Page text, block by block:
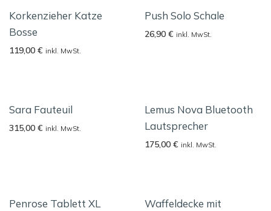
Korkenzieher Katze
Bosse
119,00 € inkl. MwSt.
Push Solo Schale
26,90 € inkl. MwSt.
Sara Fauteuil
315,00 € inkl. MwSt.
Lemus Nova Bluetooth
Lautsprecher
175,00 € inkl. MwSt.
Penrose Tablett XL
Waffeldecke mit